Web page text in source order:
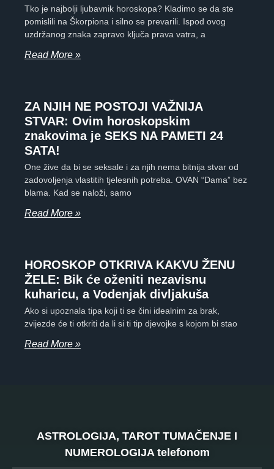
Tko je najbolji ljubavnik horoskopa? Kladimo se da ste
pomislili na Škorpiona i silno se prevarili. Ispod ovog
uzdržanog znaka zapravo ključa prava vatra, a
Read More »
ZA NJIH NE POSTOJI VAŽNIJA
STVAR: Ovim horoskopskim
znakovima je SEKS NA PAMETI 24
SATA!
One žive da bi se seksale i za njih nema bitnija stvar od
zadovoljenja vlastitih tjelesnih potreba. OVAN “Dama” bez
blama. Kad se naloži, samo
Read More »
HOROSKOP OTKRIVA KAKVU ŽENU
ŽELE: Bik će oženiti nezavisnu
kuharicu, a Vodenjak divljakuša
Ako si upoznala tipa koji ti se čini idealnim za brak,
zvijezde će ti otkriti da li si ti tip djevojke s kojom bi stao
Read More »
ASTROLOGIJA, TAROT TUMAČENJE I
NUMEROLOGIJA telefonom